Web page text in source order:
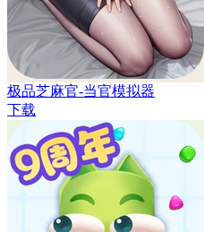
极品芝麻官-当官模拟器
下载